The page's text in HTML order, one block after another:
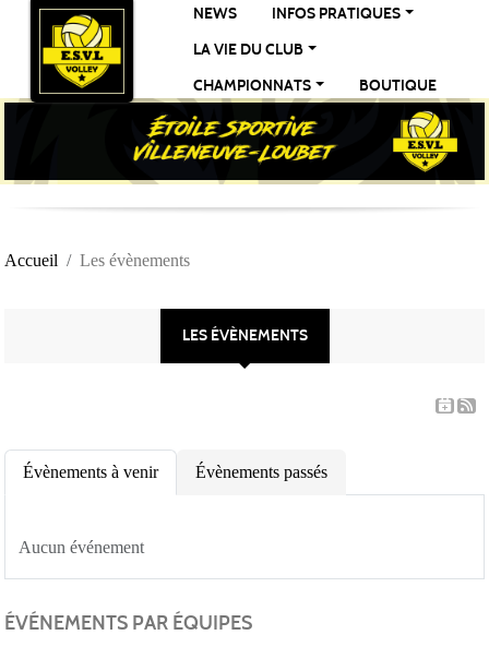
NEWS
INFOS PRATIQUES
LA VIE DU CLUB
CHAMPIONNATS
BOUTIQUE
Accueil Les évènements
LES ÉVÈNEMENTS
Évènements à venir Évènements passés
Aucun événement
ÉVÉNEMENTS PAR ÉQUIPES
Panneau de gestion des cookies